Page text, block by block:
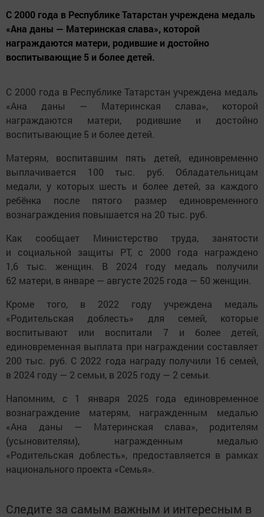
С 2000 года в Республике Татарстан учреждена медаль
«Ана даны — Материнская слава», которой
награждаются матери, родившие и достойно
воспитывающие 5 и более детей.
С 2000 года в Республике Татарстан учреждена медаль
«Ана даны — Материнская слава», которой
награждаются матери, родившие и достойно
воспитывающие 5 и более детей.
Матерям, воспитавшим пять детей, единовременно
выплачивается 100 тыс. руб. Обладательницам
медали, у которых шесть и более детей, за каждого
ребёнка после пятого размер единовременного
вознаграждения повышается на 20 тыс. руб.
Как сообщает Министерство труда, занятости
и социальной защиты РТ, с 2000 года награждено
1,6 тыс. женщин. В 2024 году медаль получили
62 матери, в январе — августе 2025 года — 50 женщин.
Кроме того, в 2022 году учреждена медаль
«Родительская доблесть» для семей, которые
воспитывают или воспитали 7 и более детей,
единовременная выплата при награждении составляет
200 тыс. руб. С 2022 года награду получили 16 семей,
в 2024 году — 2 семьи, в 2025 году — 2 семьи.
Напомним, с 1 января 2025 года единовременное
вознаграждение матерям, награжденным медалью
«Ана даны — Материнская слава», родителям
(усыновителям), награжденным медалью
«Родительская доблесть», предоставляется в рамках
национального проекта «Семья».
Следите за самым важным и интересным в